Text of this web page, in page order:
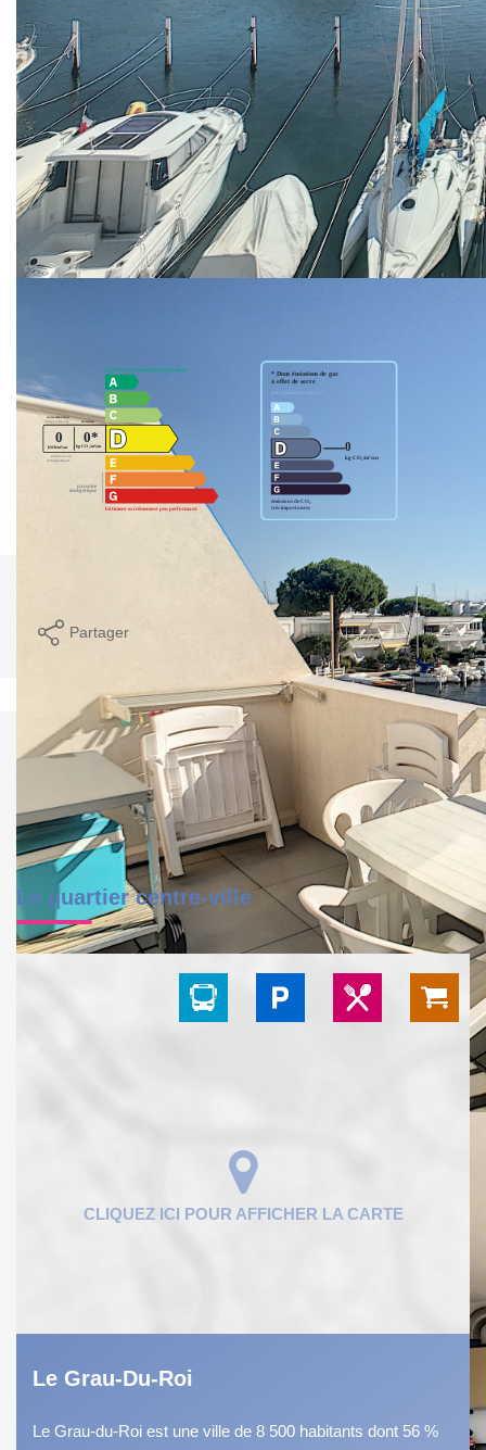
d'une terrasse très conviviale. Proche de la plage sud et
des commerces.
L'intérieur se compose d'une cuisine ouverte sur le séjour
donnant sur la terrasse, une chambre, une salle d'eau, wc
séparés.
A l'extérieur : Une place de parking privée.
Plan d'eau : 3 X 9M40 d'avancée sur l'eau
Nos honoraires Nous contacter
Imprimer
Partager Calculer mon budget
Le quartier centre-ville
Le Grau-Du-Roi
Le Grau-du-Roi est une ville de 8 500 habitants dont 56 %